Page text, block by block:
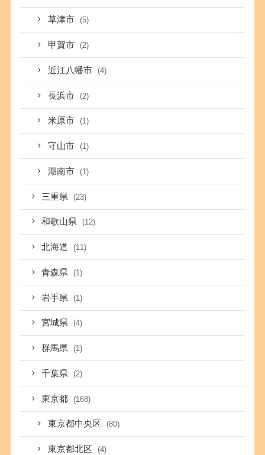
草津市 (5)
甲賀市 (2)
近江八幡市 (4)
長浜市 (2)
米原市 (1)
守山市 (1)
湖南市 (1)
三重県 (23)
和歌山県 (12)
北海道 (11)
青森県 (1)
岩手県 (1)
宮城県 (4)
群馬県 (1)
千葉県 (2)
東京都 (168)
東京都中央区 (80)
東京都北区 (4)